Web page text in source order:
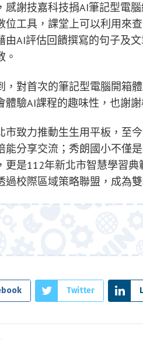
感謝技嘉科技捐AI筆記型電
位工具，課堂上可以利用來
由AI評估回饋撰寫的句子及
。
，對首次的筆記型電腦開箱
體驗AI課程的趣味性，也謝
市致力推動生生用平板，至
能分享交流；秀朗國小不僅
更是112年新北市智慧學習
過校際區域策略聯盟，成為
Twitter